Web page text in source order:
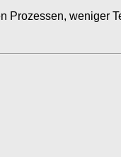
Prozessen, weniger